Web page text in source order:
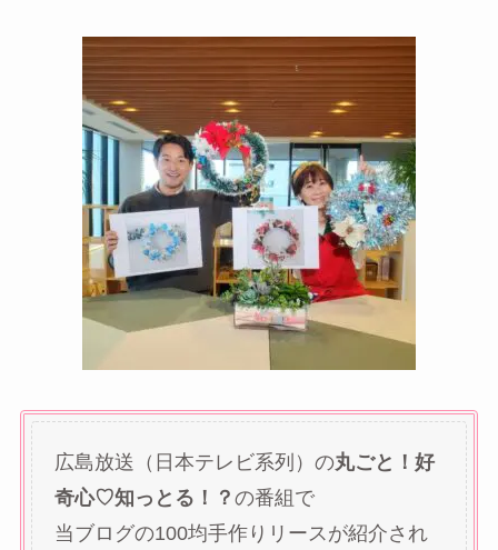
広島放送（日本テレビ系列）の丸ごと！好
奇心♡知っとる！？ の番組で
当ブログの100均手作りリースが紹介され